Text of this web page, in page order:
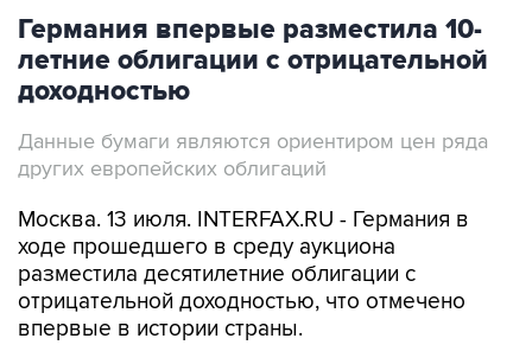
Германия впервые разместила 10-
летние облигации с отрицательной
доходностью
Данные бумаги являются ориентиром цен ряда
других европейских облигаций
Москва. 13 июля. INTERFAX.RU - Германия в
ходе прошедшего в среду аукциона
разместила десятилетние облигации с
отрицательной доходностью, что отмечено
впервые в истории страны.